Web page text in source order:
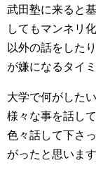
武田塾に来ると
してもマンネリ
以外の話をした
が嫌になるタイ
大学で何がした
様々な事を話し
色々話して下さ
がったと思います